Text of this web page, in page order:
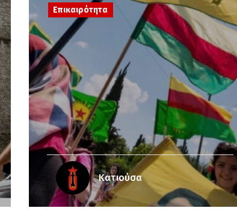
Επικαιρότητα
Κατιούσα